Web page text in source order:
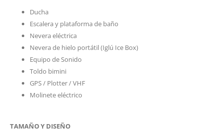
Ducha
Escalera y plataforma de baño
Nevera eléctrica
Nevera de hielo portátil (Iglú Ice Box)
Equipo de Sonido
Toldo bimini
GPS / Plotter / VHF
Molinete eléctrico
TAMAÑO Y DISEÑO